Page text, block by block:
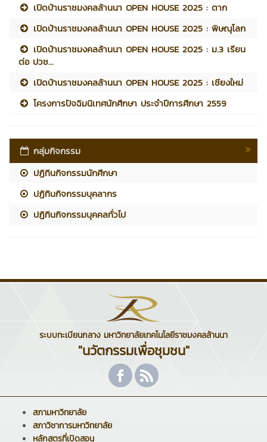
เปิดบ้านราชมงคลล้านนา OPEN HOUSE 2025 : ตาก
เปิดบ้านราชมงคลล้านนา OPEN HOUSE 2025 : พิษณุโลก
เปิดบ้านราชมงคลล้านนา OPEN HOUSE 2025 : ม.3 เรียน
ต่อ ปวช...
เปิดบ้านราชมงคลล้านนา OPEN HOUSE 2025 : เชียงใหม่
โครงการปัจฉิมนิเทศนักศึกษา ประจำปีการศึกษา 2559
กลุ่มกิจกรรม
ปฏิทินกิจกรรมนักศึกษา
ปฏิทินกิจกรรมบุคลากร
ปฏิทินกิจกรรมบุคคลทั่วไป
ระบบทะเบียนกลาง มหาวิทยาลัยเทคโนโลยีราชมงคลล้านนา
"นวัตกรรมเพื่อชุมชน"
สภามหาวิทยาลัย
สภาวิชาการมหาวิทยาลัย
หลักสูตรที่เปิดสอน